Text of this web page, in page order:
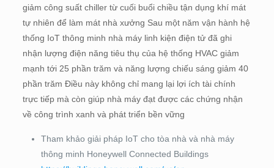
giảm công suất chiller từ cuối buổi chiều tận dụng khí mát
tự nhiên để làm mát nhà xưởng Sau một năm vận hành hệ
thống IoT thông minh nhà máy linh kiện điện tử đã ghi
nhận lượng điện năng tiêu thụ của hệ thống HVAC giảm
mạnh tới 25 phần trăm và năng lượng chiếu sáng giảm 40
phần trăm Điều này không chỉ mang lại lợi ích tài chính
trực tiếp mà còn giúp nhà máy đạt được các chứng nhận
về công trình xanh và phát triển bền vững
Tham khảo giải pháp IoT cho tòa nhà và nhà máy
thông minh Honeywell Connected Buildings